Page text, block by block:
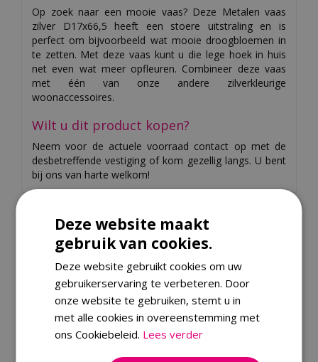
Op zoek naar een mooie vaas? Deze Metalen vaas
zilver D17x66,5 heeft een stoere uitstraling en is
perfect om bijvoorbeeld wat mooie droogbloemen in
te zetten. Met deze vaas kunt u die lege hoek in huis
net even wat meer opfleuren. Combineer deze vaas
met één van onze andere zilverkleurige
woonaccessoires.
Wilt u dit product kopen?
Neem voor de actuele voorraad contact op met de
desbetreffende vestiging of kom gezellig langs. U bent
bij ons van harte welkom!
Specificaties
EAN code
Soort
Vazen en kruiken
Afmeting
D17 x H66,5 cm
Hoogte
Deze website maakt
gebruik van cookies.
Deze website gebruikt cookies om uw
gebruikerservaring te verbeteren. Door
onze website te gebruiken, stemt u in
met alle cookies in overeenstemming met
ons Cookiebeleid. Lees verder